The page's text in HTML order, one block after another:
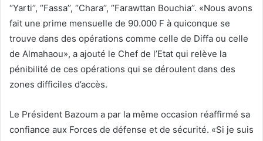
‘’Yarti’’, ‘’Fassa’’, ‘’Chara’’, ‘’Farawttan Bouchia’’. «Nous avons
fait une prime mensuelle de 90.000 F à quiconque se
trouve dans des opérations comme celle de Diffa ou celle
de Almahaou», a ajouté le Chef de l’Etat qui relève la
pénibilité de ces opérations qui se déroulent dans des
zones difficiles d’accès.
Le Président Bazoum a par la même occasion réaffirmé sa
confiance aux Forces de défense et de sécurité. «Si je suis